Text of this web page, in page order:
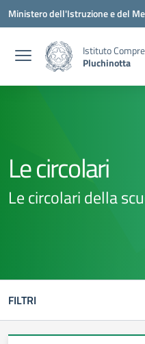
Vai ai contenuti
Vai al menu di navigazione
Vai al footer
Ministero dell'Istruzione e del
Istituto
Pluchinotta
Le circolari
Le circolari della
FILTRI